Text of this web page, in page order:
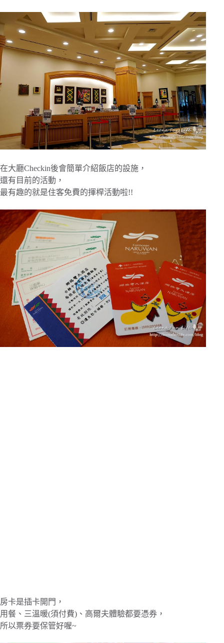
在大廳Checkin後會簡單介紹飯店的設施，
還有目前的活動，
最有趣的就是住客免費的揮桿活動啦!!
房卡是插卡開門，
用餐、三溫暖(須付費)、高爾夫體驗都要憑券，
所以票券要保管好喔~